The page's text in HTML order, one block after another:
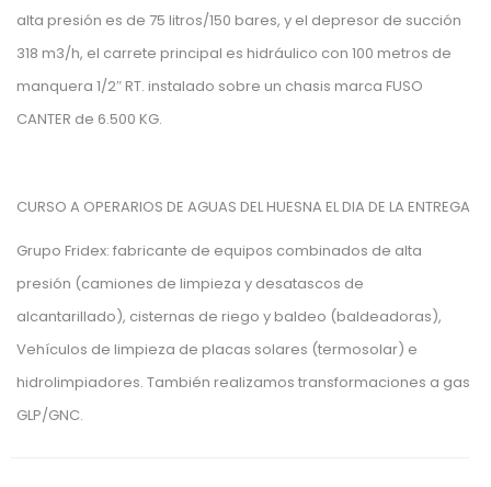
alta presión es de 75 litros/150 bares, y el depresor de succión
318 m3/h, el carrete principal es hidráulico con 100 metros de
manquera 1/2″ RT. instalado sobre un chasis marca FUSO
CANTER de 6.500 KG.
CURSO A OPERARIOS DE AGUAS DEL HUESNA EL DIA DE LA ENTREGA
Grupo Fridex: fabricante de equipos combinados de alta
presión (camiones de limpieza y desatascos de
alcantarillado), cisternas de riego y baldeo (baldeadoras),
Vehículos de limpieza de placas solares (termosolar) e
hidrolimpiadores. También realizamos transformaciones a gas
GLP/GNC.